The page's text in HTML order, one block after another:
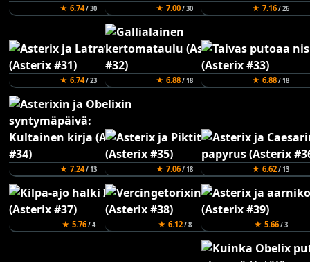
★ 6.74/ 30 ★ 7.00/ 30 ★ 7.16/ 26
★ 6.74/ 23 ★ 6.88/ 18 ★ 6.88/ 18
★ 7.24/ 13 ★ 7.06/ 18 ★ 6.62/ 13
★ 5.76/ 4 ★ 6.12/ 8 ★ 5.66/ 3